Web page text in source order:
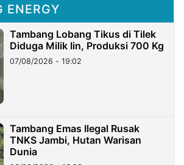
ENERGY
Tambang Lobang Tikus di Tilek
Diduga Milik Iin, Produksi 700 Kg
07/08/2026 - 19:02
Tambang Emas Ilegal Rusak
TNKS Jambi, Hutan Warisan
Dunia